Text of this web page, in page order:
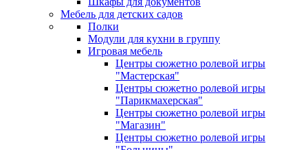
Мебель для детских садов
Полки
Модули для кухни в группу
Игровая мебель
Центры сюжетно ролевой игры
"Мастерская"
Центры сюжетно ролевой игры
"Парикмахерская"
Центры сюжетно ролевой игры
"Магазин"
Центры сюжетно ролевой игры